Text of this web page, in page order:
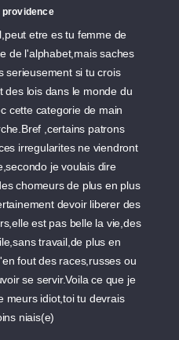
providence
etre es tu femme de
de l'alphabet,mais saches
serieusement si tu crois
des lois dans le monde du
cette categorie de main
,certains patrons
irregularites ne viendront
je voulais dire
chomeurs de plus en plus
devoir liberer des
est pas belle la vie,des
travail,de plus en
fout des races,russes ou
se servir.Voila ce que je
meurs idiot,toi tu devrais
niais(e)